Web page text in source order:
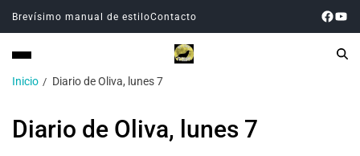
Brevísimo manual de estiloContacto
Inicio Diario de Oliva, lunes 7
Diario de Oliva, lunes 7